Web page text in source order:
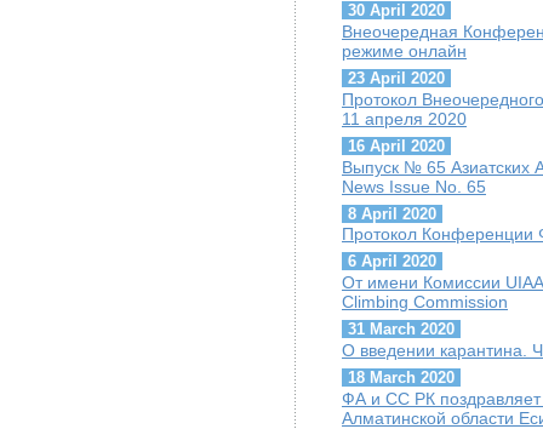
30 April 2020
Внеочередная
режиме онлайн
23 April 2020
Протокол
11 апреля 2020
16 April 2020
Выпуск № 65 Азиатских
News Issue No. 65
8 April 2020
Протокол
6 April 2020
От имени Комиссии
Climbing Commission
31 March 2020
О введении карантина.
18 March 2020
ФА и СС РК поздравляет
Алматинской области